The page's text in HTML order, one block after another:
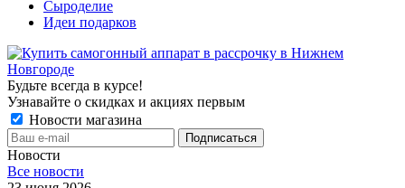
Сыроделие
Идеи подарков
Будьте всегда в курсе!
Узнавайте о скидках и акциях первым
Новости магазина
Новости
Все новости